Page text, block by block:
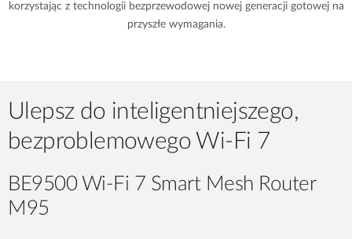
korzystając z technologii bezprzewodowej nowej generacji gotowej na
przyszłe wymagania.
Ulepsz do inteligentniejszego,
bezproblemowego Wi-Fi 7
BE9500 Wi-Fi 7 Smart Mesh Router
M95​